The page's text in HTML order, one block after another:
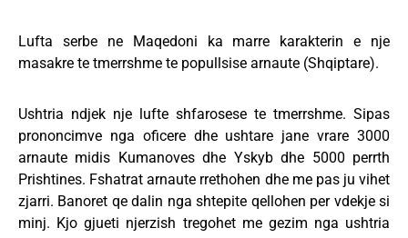
Lufta serbe ne Maqedoni ka marre karakterin e nje
masakre te tmerrshme te popullsise arnaute (Shqiptare).
Ushtria ndjek nje lufte shfarosese te tmerrshme. Sipas
prononcimve nga oficere dhe ushtare jane vrare 3000
arnaute midis Kumanoves dhe Yskyb dhe 5000 perrth
Prishtines. Fshatrat arnaute rrethohen dhe me pas ju vihet
zjarri. Banoret qe dalin nga shtepite qellohen per vdekje si
minj. Kjo gjueti njerzish tregohet me gezim nga ushtria